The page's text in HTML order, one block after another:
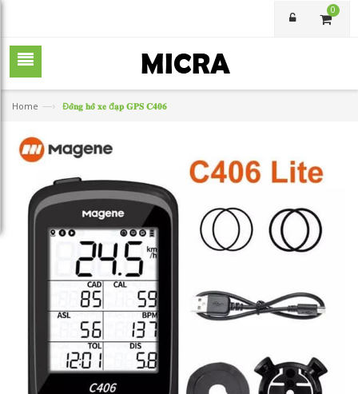
0
Home —› Đ𝐨̂̀𝐧𝐠 𝐡𝐨̂̀ 𝐱𝐞 đ𝐚̣𝐩 𝐆𝐏𝐒 𝐂𝟒𝟎𝟔